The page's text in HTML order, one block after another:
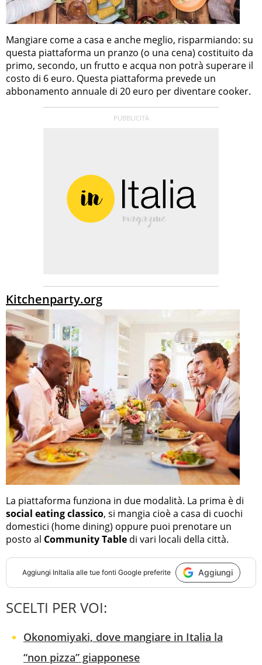
Mangiare come a casa e anche meglio, risparmiando: su
questa piattaforma un pranzo (o una cena) costituito da
primo, secondo, un frutto e acqua non potrà superare il
costo di 6 euro. Questa piattaforma prevede un
abbonamento annuale di 20 euro per diventare cooker.
Kitchenparty.org
La piattaforma funziona in due modalità. La prima è di
social eating classico, si mangia cioè a casa di cuochi
domestici (home dining) oppure puoi prenotare un
posto al Community Table di vari locali della città.
Aggiungi InItalia alle tue fonti Google preferite Aggiungi
SCELTI PER VOI:
Okonomiyaki, dove mangiare in Italia la
“non pizza” giapponese